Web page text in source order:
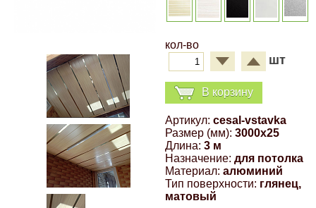
кол-во
шт
В корзину
Артикул: cesal-vstavka
Размер (мм): 3000x25
Длина: 3 м
Назначение: для потолка
Материал: алюминий
Тип поверхности: глянец,
матовый
Компрессионные фитинги Poliext
Hyundai
Шпатлевки, штукатурки
Эмали универсальные акриловые
Грунтовки, защитные лаки
Магнитные панели на холодильник